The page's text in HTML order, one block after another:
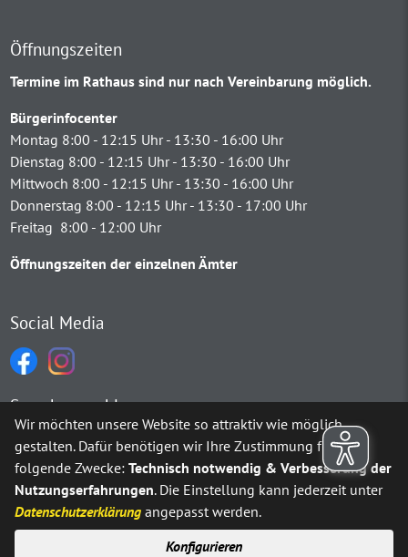
Öffnungszeiten
Termine im Rathaus sind nur nach Vereinbarung möglich.
Bürgerinfocenter
Montag 8:00 - 12:15 Uhr - 13:30 - 16:00 Uhr
Dienstag 8:00 - 12:15 Uhr - 13:30 - 16:00 Uhr
Mittwoch 8:00 - 12:15 Uhr - 13:30 - 16:00 Uhr
Donnerstag 8:00 - 12:15 Uhr - 13:30 - 17:00 Uhr
Freitag 8:00 - 12:00 Uhr
Öffnungszeiten der einzelnen Ämter
Social Media
Sprachauswahl
Möchten Sie vonGoogle Translate bereitgestellte externe
Ja Immer
Wir möchten unsere Website so attraktiv wie möglich
gestalten. Dafür benötigen wir Ihre Zustimmung für
folgende Zwecke:Technisch notwendig & Verbesserung der
Nutzungserfahrungen. Die Einstellung kann jederzeit unter
Datenschutzerklärung angepasst werden.
Konfigurieren